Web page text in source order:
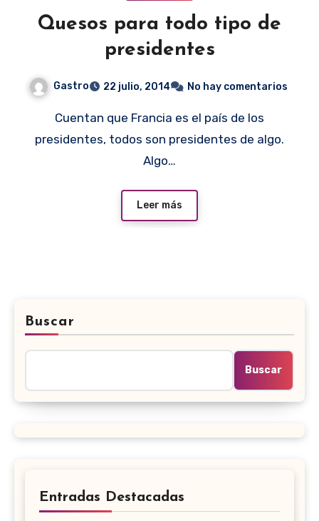
Quesos para todo tipo de
presidentes
Gastro 22 julio, 2014 No hay comentarios
Cuentan que Francia es el país de los
presidentes, todos son presidentes de algo.
Algo…
Leer más
Buscar
Buscar
Entradas Destacadas